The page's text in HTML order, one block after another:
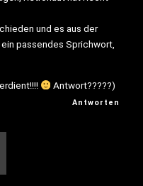
und es aus der
passendes Sprichwort,
Antwort?????)
Antworten